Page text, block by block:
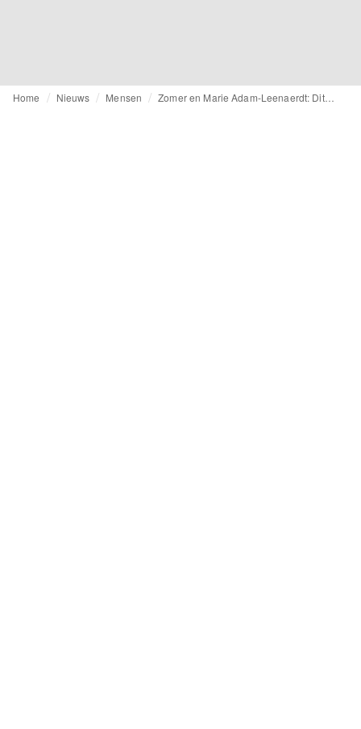
Home Nieuws Mensen Zomer en Marie Adam-Leenaerdt: Dit zijn de finalisten van de ANDAM-wedstrijd 2026